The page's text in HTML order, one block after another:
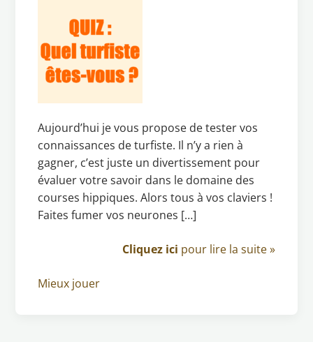
Aujourd’hui je vous propose de tester vos
connaissances de turfiste. Il n’y a rien à
gagner, c’est juste un divertissement pour
évaluer votre savoir dans le domaine des
courses hippiques. Alors tous à vos claviers !
Faites fumer vos neurones […]
Cliquez ici pour lire la suite »
Mieux jouer